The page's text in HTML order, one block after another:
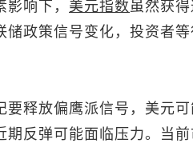
响下， 美元指数虽然获
储政策信号变化，投资者
要释放偏鹰派信号，美元
期反弹可能面临压力。当